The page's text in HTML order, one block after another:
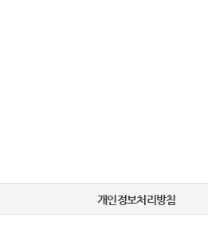
개인정보처리방침